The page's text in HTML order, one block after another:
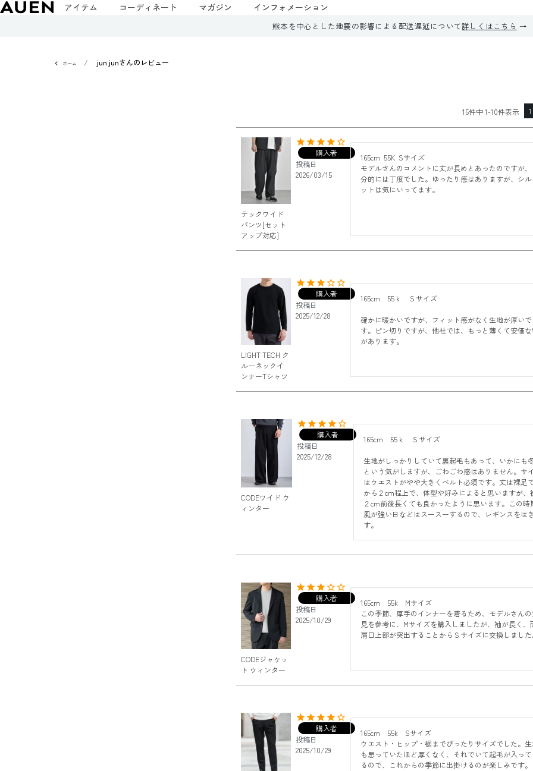
アイテム コーディネート マガジン インフォメーション
熊本を中心とした地震の影響による配送遅延について詳しくはこちら
ホーム jun junさんのレビュー
15件中1-10件表示 1
テックワイド
パンツ[セット
アップ対応]
購入者
投稿日
2026/03/15
165cm  55K  Sサイズ
モデルさんのコメントに丈が長めとあったのですが、
分的には丁度でした。ゆったり感はありますが、シル
ットは気にいってます。
LIGHT TECH ク
ルーネックイ
ンナーTシャツ
購入者
投稿日
2025/12/28
165cm    55ｋ　Ｓサイズ
確かに暖かいですが、フィット感がなく生地が厚いで
す。ピン切りですが、他社では、もっと薄くて安価な
があります。
CODEワイド ウ
ィンター
購入者
投稿日
2025/12/28
165cm    55ｋ　Ｓサイズ
生地がしっかりしていて裏起毛もあって、いかにも
という気がしますが、ごわごわ感はありません。サ
はウエストがやや大きくベルト必須です。丈は裸足
から２cm程上で、体型や好みによると思いますが、
２cm前後長くても良かったように思います。この時
風が強い日などはスースーするので、レギンスをは
す。
CODEジャケッ
ト ウィンター
購入者
投稿日
2025/10/29
165cm    55k    Mサイズ
この季節、厚手のインナーを着るため、モデルさんの
見を参考に、Mサイズを購入しましたが、袖が長く、
肩口上部が突出することからＳサイズに交換しました
購入者
投稿日
2025/10/29
165cm    55k    Sサイズ
ウエスト・ヒップ・裾までぴったりサイズでした。
も思っていたほど厚くなく、それでいて起毛が入って
るので、これからの季節に出掛けるのが楽しみです。